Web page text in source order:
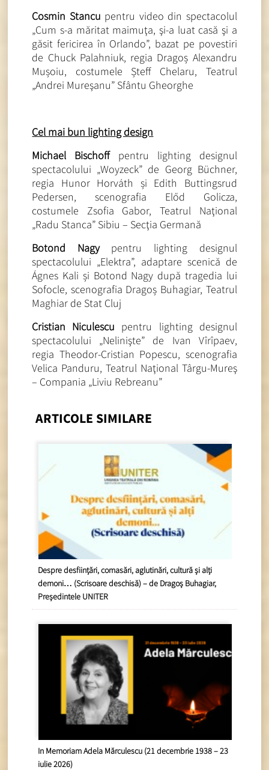
Cosmin Stancu pentru video din spectacolul
„Cum s-a măritat maimuţa, şi-a luat casă şi a
găsit fericirea în Orlando”, bazat pe povestiri
de Chuck Palahniuk, regia Dragoș Alexandru
Mușoiu, costumele Șteff Chelaru, Teatrul
„Andrei Mureşanu” Sfântu Gheorghe
Cel mai bun lighting design
Michael Bischoff pentru lighting designul
spectacolului „Woyzeck” de Georg Büchner,
regia Hunor Horváth și Edith Buttingsrud
Pedersen, scenografia Előd Golicza,
costumele Zsofia Gabor, Teatrul Naţional
„Radu Stanca” Sibiu – Secţia Germană
Botond Nagypentru lighting designul
spectacolului „Elektra”, adaptare scenică de
Ágnes Kali și Botond Nagy după tragedia lui
Sofocle, scenografia Dragoș Buhagiar, Teatrul
Maghiar de Stat Cluj
Cristian Niculescu pentru lighting designul
spectacolului „Nelinişte” de Ivan Vîrîpaev,
regia Theodor-Cristian Popescu, scenografia
Velica Panduru, Teatrul Naţional Târgu-Mureş
– Compania „Liviu Rebreanu”
ARTICOLE SIMILARE
Despre desființări, comasări, aglutinări, cultură și alți
demoni… (Scrisoare deschisă) – de Dragoș Buhagiar,
Președintele UNITER
In Memoriam Adela Mărculescu (21 decembrie 1938 – 23
iulie 2026)